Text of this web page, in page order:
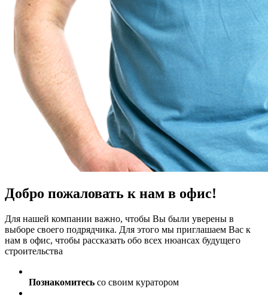
Добро пожаловать к нам в офис!
Для нашей компании важно, чтобы Вы были уверены в
выборе своего подрядчика. Для этого мы приглашаем Вас к
нам в офис, чтобы рассказать обо всех нюансах будущего
строительства
Познакомитесь со своим куратором